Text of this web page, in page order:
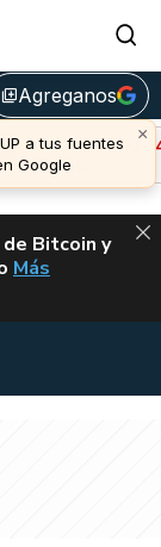
library_addAgreganos
(-3,44%)
6,45
Bitcoin y
VUELVE EL
Más